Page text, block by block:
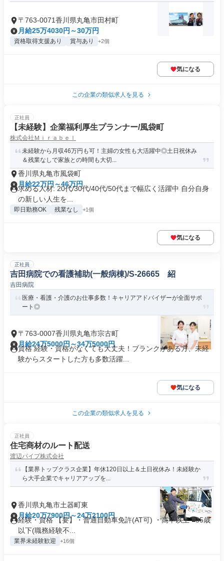
〒763-0071香川県丸亀市田村町
月給25万4030円～30万円
資格取得支援あり 賞与あり +2個
気になる
この企業の類似求人を見る
正社員
【未経験】企業福利厚生プランナー/風袋町
株式会社Ｍｉｒａｂｅｌ
未経験から月収46万円も可！主婦の女性も大活躍中◎土日祝休み
＆残業なしで家族との時間も大切...
香川県丸亀市風袋町
月給22万円～46万円
求める人材: 20代/30代/40代/50代まで幅広く活躍中 自分自身
の新しい人生を...
即日勤務OK 残業なし +1個
気になる
正社員
吉田病院での看護補助(一般病棟)/S-26665 紹
吉田病院
医療・看護・介護のお仕事多数！キャリアアドバイザーが全面サポ
ート◎
〒763-0007香川県丸亀市宗古町
月給24万5000円～34万5000円
資格 経験・資格がなくても大丈夫！ブランクがある方、未経
験からスタートした方も多数活躍...
気になる
この企業の類似求人を見る
正社員
住宅商材のルート配送
渡辺パイプ株式会社
【業界トップクラス企業】年休120日以上＆土日祝休み！未経験か
ら大手企業でキャリアアップを...
香川県丸亀市土器町東
月給20万7900円～24万2100円
経験・資格 【要】・普通自動車免許(AT可) ・高卒以上 ■35歳
以下(職務経験不...
業界未経験歓迎 +16個